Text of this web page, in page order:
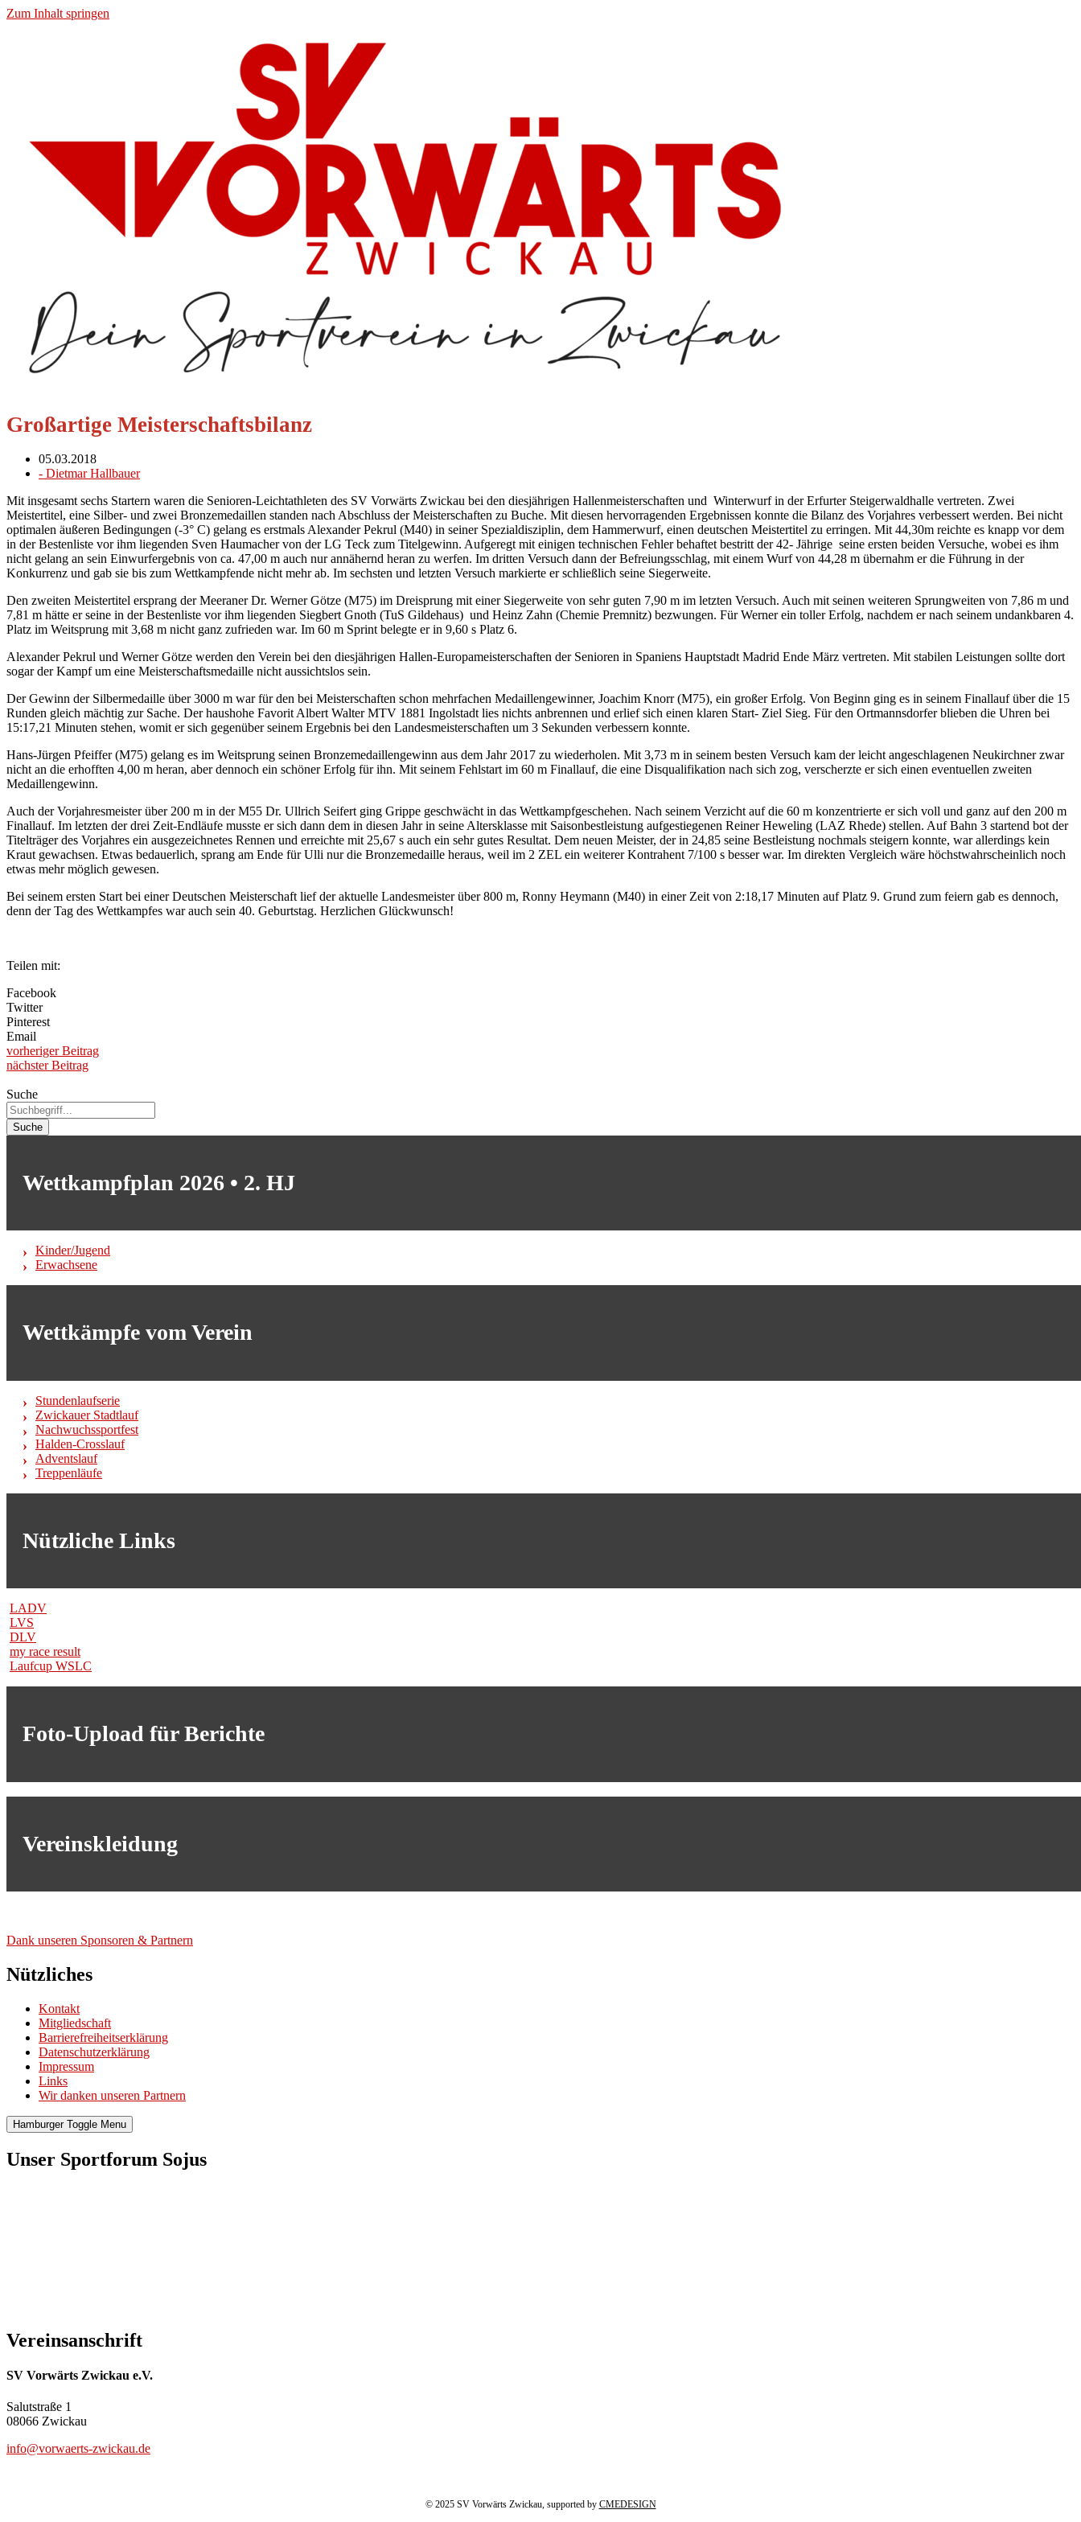
Zum Inhalt springen
Großartige Meisterschaftsbilanz
05.03.2018
- Dietmar Hallbauer
Mit insgesamt sechs Startern waren die Senioren-Leichtathleten des SV Vorwärts Zwickau bei den diesjährigen Hallenmeisterschaften und Winterwurf in der Erfurter Steigerwaldhalle vertreten. Zwei
Meistertitel, eine Silber- und zwei Bronzemedaillen standen nach Abschluss der Meisterschaften zu Buche. Mit diesen hervorragenden Ergebnissen konnte die Bilanz des Vorjahres verbessert werden. Bei nicht
optimalen äußeren Bedingungen (-3° C) gelang es erstmals Alexander Pekrul (M40) in seiner Spezialdisziplin, dem Hammerwurf, einen deutschen Meistertitel zu erringen. Mit 44,30m reichte es knapp vor dem
in der Bestenliste vor ihm liegenden Sven Haumacher von der LG Teck zum Titelgewinn. Aufgeregt mit einigen technischen Fehler behaftet bestritt der 42- Jährige seine ersten beiden Versuche, wobei es ihm
nicht gelang an sein Einwurfergebnis von ca. 47,00 m auch nur annähernd heran zu werfen. Im dritten Versuch dann der Befreiungsschlag, mit einem Wurf von 44,28 m übernahm er die Führung in der
Konkurrenz und gab sie bis zum Wettkampfende nicht mehr ab. Im sechsten und letzten Versuch markierte er schließlich seine Siegerweite.
Den zweiten Meistertitel ersprang der Meeraner Dr. Werner Götze (M75) im Dreisprung mit einer Siegerweite von sehr guten 7,90 m im letzten Versuch. Auch mit seinen weiteren Sprungweiten von 7,86 m und
7,81 m hätte er seine in der Bestenliste vor ihm liegenden Siegbert Gnoth (TuS Gildehaus) und Heinz Zahn (Chemie Premnitz) bezwungen. Für Werner ein toller Erfolg, nachdem er nach seinem undankbaren 4.
Platz im Weitsprung mit 3,68 m nicht ganz zufrieden war. Im 60 m Sprint belegte er in 9,60 s Platz 6.
Alexander Pekrul und Werner Götze werden den Verein bei den diesjährigen Hallen-Europameisterschaften der Senioren in Spaniens Hauptstadt Madrid Ende März vertreten. Mit stabilen Leistungen sollte dort
sogar der Kampf um eine Meisterschaftsmedaille nicht aussichtslos sein.
Der Gewinn der Silbermedaille über 3000 m war für den bei Meisterschaften schon mehrfachen Medaillengewinner, Joachim Knorr (M75), ein großer Erfolg. Von Beginn ging es in seinem Finallauf über die 15
Runden gleich mächtig zur Sache. Der haushohe Favorit Albert Walter MTV 1881 Ingolstadt lies nichts anbrennen und erlief sich einen klaren Start- Ziel Sieg. Für den Ortmannsdorfer blieben die Uhren bei
15:17,21 Minuten stehen, womit er sich gegenüber seinem Ergebnis bei den Landesmeisterschaften um 3 Sekunden verbessern konnte.
Hans-Jürgen Pfeiffer (M75) gelang es im Weitsprung seinen Bronzemedaillengewinn aus dem Jahr 2017 zu wiederholen. Mit 3,73 m in seinem besten Versuch kam der leicht angeschlagenen Neukirchner zwar
nicht an die erhofften 4,00 m heran, aber dennoch ein schöner Erfolg für ihn. Mit seinem Fehlstart im 60 m Finallauf, die eine Disqualifikation nach sich zog, verscherzte er sich einen eventuellen zweiten
Medaillengewinn.
Auch der Vorjahresmeister über 200 m in der M55 Dr. Ullrich Seifert ging Grippe geschwächt in das Wettkampfgeschehen. Nach seinem Verzicht auf die 60 m konzentrierte er sich voll und ganz auf den 200 m
Finallauf. Im letzten der drei Zeit-Endläufe musste er sich dann dem in diesen Jahr in seine Altersklasse mit Saisonbestleistung aufgestiegenen Reiner Heweling (LAZ Rhede) stellen. Auf Bahn 3 startend bot der
Titelträger des Vorjahres ein ausgezeichnetes Rennen und erreichte mit 25,67 s auch ein sehr gutes Resultat. Dem neuen Meister, der in 24,85 seine Bestleistung nochmals steigern konnte, war allerdings kein
Kraut gewachsen. Etwas bedauerlich, sprang am Ende für Ulli nur die Bronzemedaille heraus, weil im 2 ZEL ein weiterer Kontrahent 7/100 s besser war. Im direkten Vergleich wäre höchstwahrscheinlich noch
etwas mehr möglich gewesen.
Bei seinem ersten Start bei einer Deutschen Meisterschaft lief der aktuelle Landesmeister über 800 m, Ronny Heymann (M40) in einer Zeit von 2:18,17 Minuten auf Platz 9. Grund zum feiern gab es dennoch,
denn der Tag des Wettkampfes war auch sein 40. Geburtstag. Herzlichen Glückwunsch!
Teilen mit:
Facebook
Twitter
Pinterest
Email
vorheriger Beitrag
nächster Beitrag
Suche
Suche
Wettkampfplan 2026 • 2. HJ
Kinder/Jugend
Erwachsene
Wettkämpfe vom Verein
Stundenlaufserie
Zwickauer Stadtlauf
Nachwuchssportfest
Halden-Crosslauf
Adventslauf
Treppenläufe
Nützliche Links
LADV
LVS
DLV
my race result
Laufcup WSLC
Foto-Upload für Berichte
Vereinskleidung
Dank unse­ren Spon­so­ren & Part­nern
Nützliches
Kontakt
Mitgliedschaft
Barrierefreiheitserklärung
Datenschutzerklärung
Impressum
Links
Wir danken unseren Partnern
Hamburger Toggle Menu
Unser Sportforum Sojus
Vereinsanschrift
SV Vorwärts Zwickau e.V.
Salutstraße 1
08066 Zwickau
info@vorwaerts-zwickau.de
© 2025 SV Vorwärts Zwickau, supported by CMEDESIGN